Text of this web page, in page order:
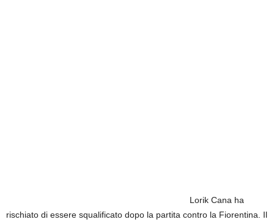
Lorik Cana ha
rischiato di essere squalificato dopo la partita contro la Fiorentina. Il